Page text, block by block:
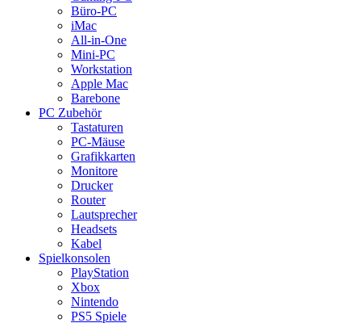
Büro-PC
iMac
All-in-One
Mini-PC
Workstation
Apple Mac
Barebone
PC Zubehör
Tastaturen
PC-Mäuse
Grafikkarten
Monitore
Drucker
Router
Lautsprecher
Headsets
Kabel
Spielkonsolen
PlayStation
Xbox
Nintendo
PS5 Spiele